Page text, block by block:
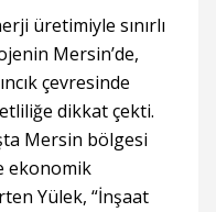
üretimiyle sınırlı
Mersin’de,
çevresinde
dikkat çekti.
Mersin bölgesi
ekonomik
Yülek, “İnşaat